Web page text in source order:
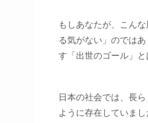
もしあなたが、こん
る気がない」のでは
す「出世のゴール」と
日本の社会では、長
ように存在していま